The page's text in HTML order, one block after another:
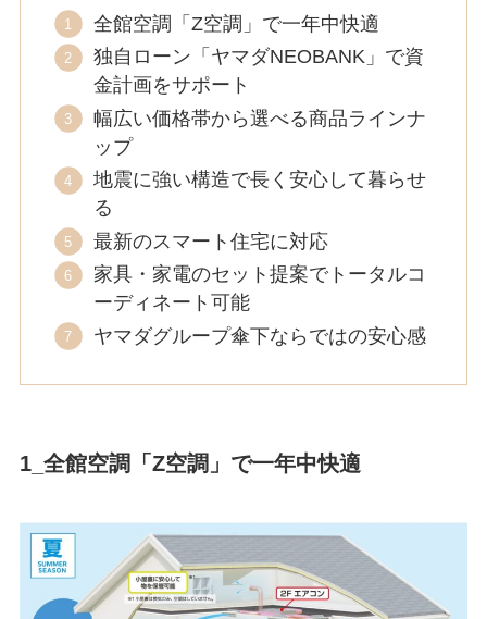
全館空調「Z空調」で一年中快適
独自ローン「ヤマダNEOBANK」で資
金計画をサポート
幅広い価格帯から選べる商品ラインナ
ップ
地震に強い構造で長く安心して暮らせ
る
最新のスマート住宅に対応
家具・家電のセット提案でトータルコ
ーディネート可能
ヤマダグループ傘下ならではの安心感
1_全館空調「Z空調」で一年中快適